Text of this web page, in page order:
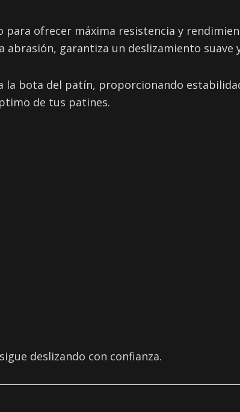
ofrecer máxima resistencia y
garantiza un deslizamiento
bota del patín, proporcionando
de tus patines.
deslizando con confianza.